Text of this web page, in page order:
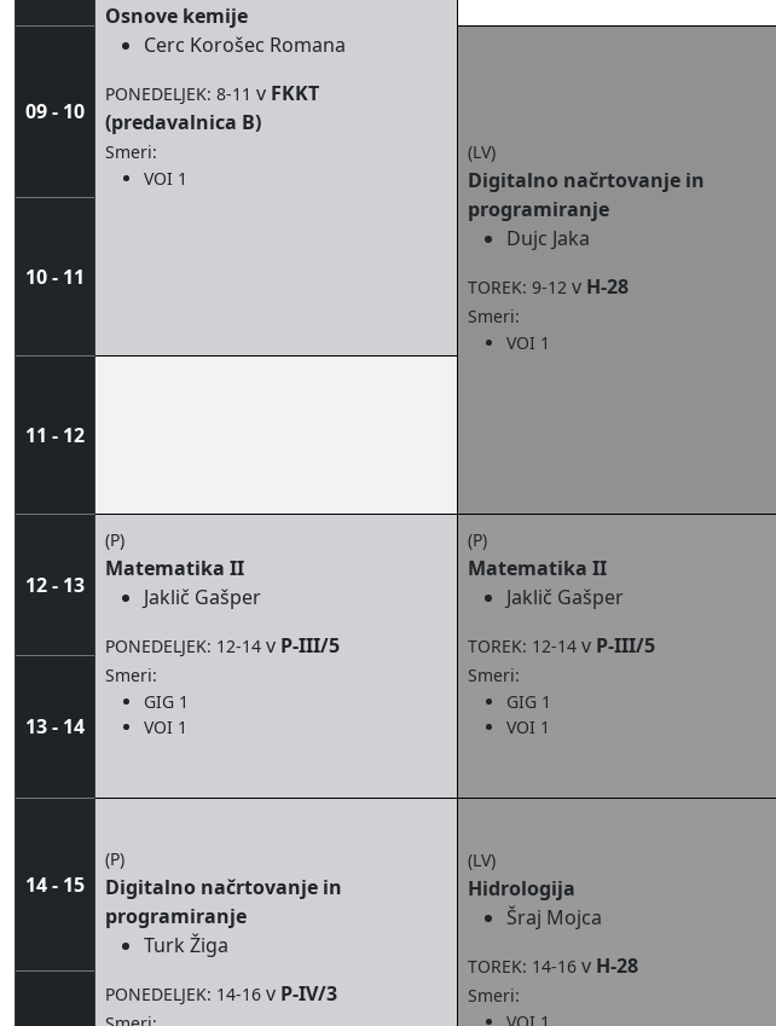
Osnove kemije
Cerc Korošec Romana
PONEDELJEK: 8-11 v FKKT
(predavalnica B)
Smeri:
VOI 1
09 - 10
(LV)
Digitalno načrtovanje in
programiranje
Dujc Jaka
TOREK: 9-12 v H-28
Smeri:
VOI 1
10 - 11
11 - 12
12 - 13
(P)
Matematika II
Jaklič Gašper
PONEDELJEK: 12-14 v P-III/5
Smeri:
GIG 1
VOI 1
(P)
Matematika II
Jaklič Gašper
TOREK: 12-14 v P-III/5
Smeri:
GIG 1
VOI 1
13 - 14
14 - 15
(P)
Digitalno načrtovanje in
programiranje
Turk Žiga
PONEDELJEK: 14-16 v P-IV/3
(LV)
Hidrologija
Šraj Mojca
TOREK: 14-16 v H-28
Smeri: